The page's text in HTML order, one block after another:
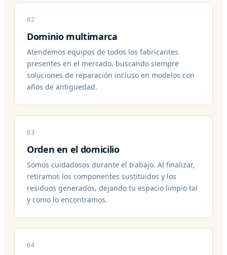
02
Dominio multimarca
Atendemos equipos de todos los fabricantes
presentes en el mercado, buscando siempre
soluciones de reparación incluso en modelos con
años de antigüedad.
03
Orden en el domicilio
Somos cuidadosos durante el trabajo. Al finalizar,
retiramos los componentes sustituidos y los
residuos generados, dejando tu espacio limpio tal
y como lo encontramos.
04